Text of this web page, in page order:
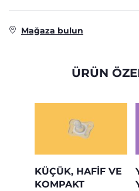
Mağaza bulun
ÜRÜN
KÜÇÜK, HAFIF VE
KOMPAKT